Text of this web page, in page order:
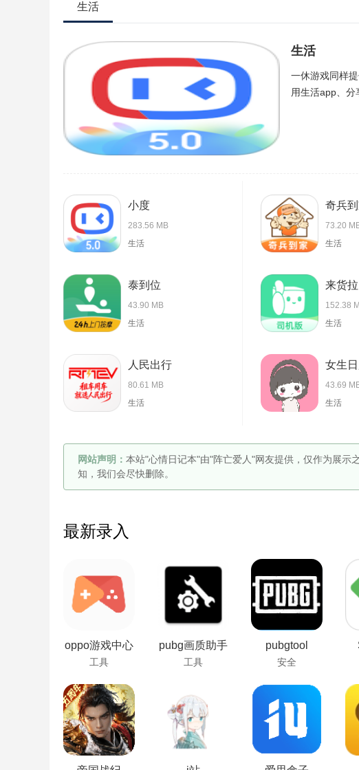
生活
生活
一休游戏同样
用生活app、分
小度
283.56 MB
生活
奇兵
73.20
生活
泰到位
43.90 MB
生活
来货拉
152.38
生活
人民出行
80.61 MB
生活
女生
43.69
生活
网站声明： 本站"心情日记本"由"阵亡爱人"网友提供，仅作为展示
知，我们会尽快删除。
最新录入
oppo游戏中心
工具
pubg画质助手
工具
pubgtool
安全